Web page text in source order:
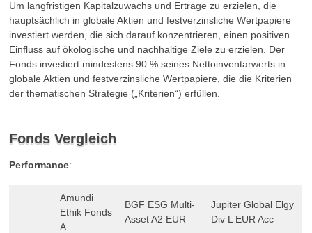
Um langfristigen Kapitalzuwachs und Erträge zu erzielen, die
hauptsächlich in globale Aktien und festverzinsliche Wertpapiere
investiert werden, die sich darauf konzentrieren, einen positiven
Einfluss auf ökologische und nachhaltige Ziele zu erzielen. Der
Fonds investiert mindestens 90 % seines Nettoinventarwerts in
globale Aktien und festverzinsliche Wertpapiere, die die Kriterien
der thematischen Strategie („Kriterien“) erfüllen.
Fonds Vergleich
Performance:
Amundi
Ethik Fonds
A
BGF ESG Multi-
Asset A2 EUR
Jupiter Global Elgy
Div L EUR Acc